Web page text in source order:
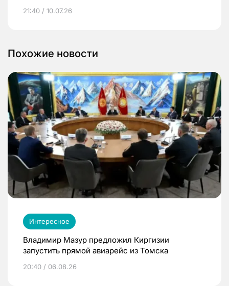
21:40 / 10.07.26
Похожие новости
Интересное
Владимир Мазур предложил Киргизии
запустить прямой авиарейс из Томска
20:40 / 06.08.26